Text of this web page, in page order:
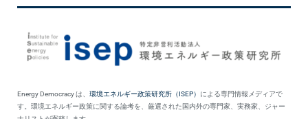
Energy Democracy は、 環境エネルギー政策研究所（ISEP） による専門情報メディアで
す。環境エネルギー政策に関する論考を、厳選された国内外の専門家、実務家、ジャー